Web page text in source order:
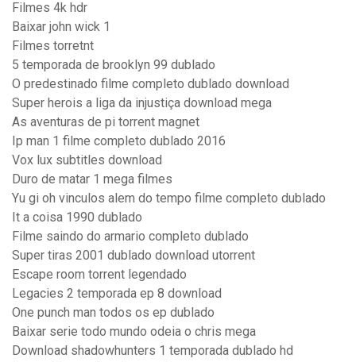
Filmes 4k hdr
Baixar john wick 1
Filmes torretnt
5 temporada de brooklyn 99 dublado
O predestinado filme completo dublado download
Super herois a liga da injustiça download mega
As aventuras de pi torrent magnet
Ip man 1 filme completo dublado 2016
Vox lux subtitles download
Duro de matar 1 mega filmes
Yu gi oh vinculos alem do tempo filme completo dublado
It a coisa 1990 dublado
Filme saindo do armario completo dublado
Super tiras 2001 dublado download utorrent
Escape room torrent legendado
Legacies 2 temporada ep 8 download
One punch man todos os ep dublado
Baixar serie todo mundo odeia o chris mega
Download shadowhunters 1 temporada dublado hd